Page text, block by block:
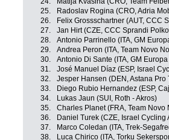
25.
Radoslav Rogina (CRO, Adria
26.
Felix Grossschartner (AUT, CCC
27.
Jan Hirt (CZE, CCC Sprandi
28.
Antonio Parrinello (ITA, GM
29.
Andrea Peron (ITA, Team Novo
30.
Antonio Di Sante (ITA, GM
31.
José Manuel Díaz (ESP, Israel
32.
Jesper Hansen (DEN, Astana Pro
33.
Diego Rubio Hernandez (ESP,
34.
Lukas Jaun (SUI, Roth - Akros)
35.
Charles Planet (FRA, Team Novo
36.
Daniel Turek (CZE, Israel Cycling
37.
Marco Coledan (ITA, Trek-
38.
Luca Chirico (ITA, Torku